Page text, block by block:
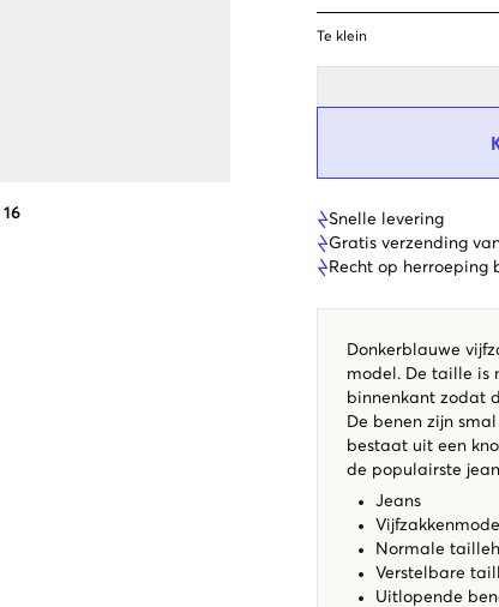
16
Te klein
Snelle levering
Gratis verzending
Recht op herroeping
Donkerblauwe
model. De taille is
binnenkant zodat
De benen zijn
bestaat uit een
de populairste
Jeans
Normale
Verstelbare
Uitlopende